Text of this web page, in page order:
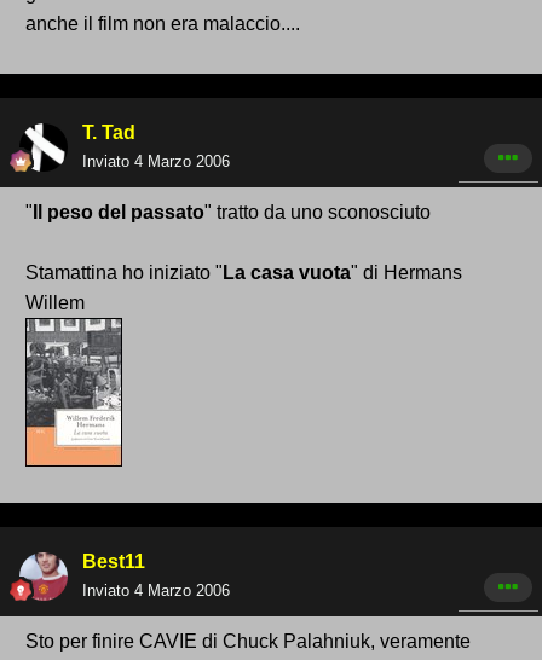
anche il film non era malaccio....
T. Tad
Inviato 4 Marzo 2006
" Il peso del passato" tratto da uno sconosciuto
Stamattina ho iniziato " La casa vuota" di Hermans
Willem
Best11
Inviato 4 Marzo 2006
Sto per finire CAVIE di Chuck Palahniuk, veramente